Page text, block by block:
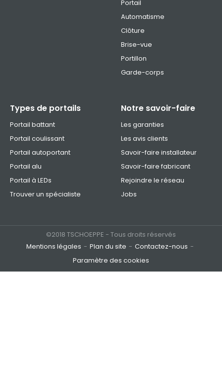
Portail
Automatisme
Clôture
Brise-vue
Portillon
Garde-corps
Types de portails
Portail battant
Portail coulissant
Portail autoportant
Portail alu
Portail à LEDs
Trouver un spécialiste
Notre savoir-faire
Les garanties
Les avis clients
Savoir-faire installateur
Savoir-faire fabricant
Rejoindre le réseau
Jobs
©2018 TSCHOEPPE - Tous droits réservés
Mentions légales
Plan du site
Contactez-nous
Paramètre des cookies